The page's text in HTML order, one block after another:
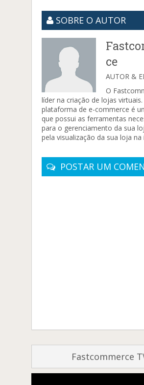
SOBRE O AUTOR
ce
AUTOR &
O
líder na criação de lojas virtuais.
plataforma de e-commerce é
que possui as ferramentas
para o gerenciamento da sua
pela visualização da sua loja na
POSTAR UM
Fastcommerce